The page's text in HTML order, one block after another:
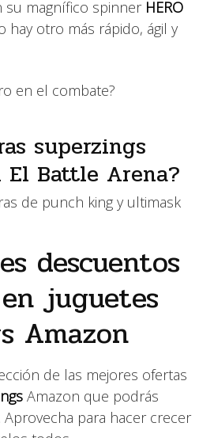
su magnífico spinner HERO
hay otro más rápido, ágil y
en el combate?
superzings
Battle Arena?
de punch king y ultimask
descuentos
juguetes
Amazon
de las mejores ofertas
Amazon que podrás
para hacer crecer